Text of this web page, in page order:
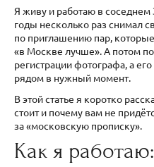
Я живу и работаю в соседнем
годы несколько раз снимал
по приглашению пар,
«в Москве лучше». А потом
регистрации фотографа, а
рядом в нужный момент.
В этой статье я коротко
стоит и почему вам не
за «московскую прописку».
Как я